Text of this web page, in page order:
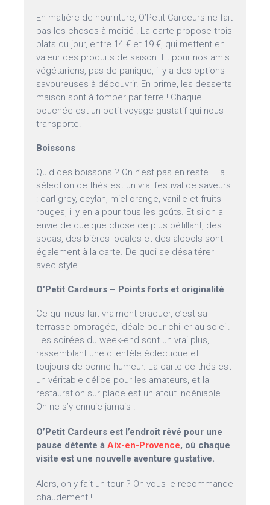
En matière de nourriture, O’Petit Cardeurs ne fait
pas les choses à moitié ! La carte propose trois
plats du jour, entre 14 € et 19 €, qui mettent en
valeur des produits de saison. Et pour nos amis
végétariens, pas de panique, il y a des options
savoureuses à découvrir. En prime, les desserts
maison sont à tomber par terre ! Chaque
bouchée est un petit voyage gustatif qui nous
transporte.
Boissons
Quid des boissons ? On n’est pas en reste ! La
sélection de thés est un vrai festival de saveurs
: earl grey, ceylan, miel-orange, vanille et fruits
rouges, il y en a pour tous les goûts. Et si on a
envie de quelque chose de plus pétillant, des
sodas, des bières locales et des alcools sont
également à la carte. De quoi se désaltérer
avec style !
O’Petit Cardeurs – Points forts et originalité
Ce qui nous fait vraiment craquer, c’est sa
terrasse ombragée, idéale pour chiller au soleil.
Les soirées du week-end sont un vrai plus,
rassemblant une clientèle éclectique et
toujours de bonne humeur. La carte de thés est
un véritable délice pour les amateurs, et la
restauration sur place est un atout indéniable.
On ne s’y ennuie jamais !
O’Petit Cardeurs est l’endroit rêvé pour une
pause détente àAix-en-Provence, où chaque
visite est une nouvelle aventure gustative.
Alors, on y fait un tour ? On vous le recommande
chaudement !